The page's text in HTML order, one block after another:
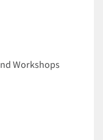
Workshops